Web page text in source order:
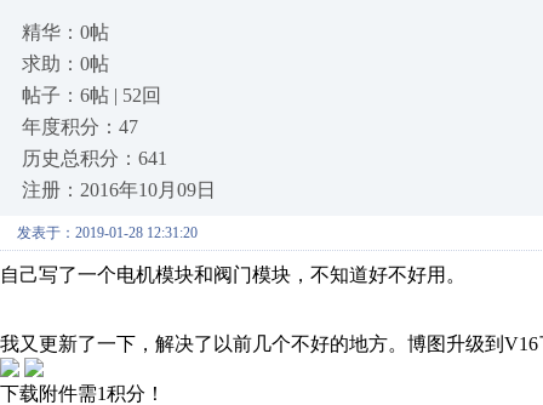
精华：0帖
求助：0帖
帖子：6帖 | 52回
年度积分：47
历史总积分：641
注册：2016年10月09日
发表于：2019-01-28 12:31:20
自己写了一个电机模块和阀门模块，不知道好不好用。
我又更新了一下，解决了以前几个不好的地方。博图升级到V16
下载附件需1积分！